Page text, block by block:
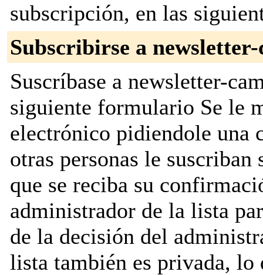
subscripción, en las
Subscribirse a
Suscríbase a newsletter-
siguiente formulario Se le
electrónico pidiendole una
otras personas le
que se reciba su
administrador de la lista
de la decisión del
lista también es privada,